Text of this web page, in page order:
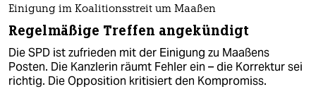
Einigung im Koalitionsstreit um Maaßen
Regelmäßige Treffen angekündigt
Die SPD ist zufrieden mit der Einigung zu Maaßens
Posten. Die Kanzlerin räumt Fehler ein – die Korrektur sei
richtig. Die Opposition kritisiert den Kompromiss.